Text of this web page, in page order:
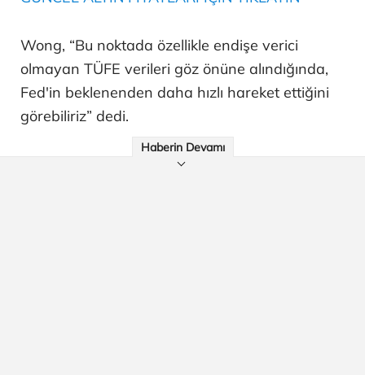
Wong, “Bu noktada özellikle endişe verici
olmayan TÜFE verileri göz önüne alındığında,
Fed'in beklenenden daha hızlı hareket ettiğini
görebiliriz” dedi.
Haberin Devamı